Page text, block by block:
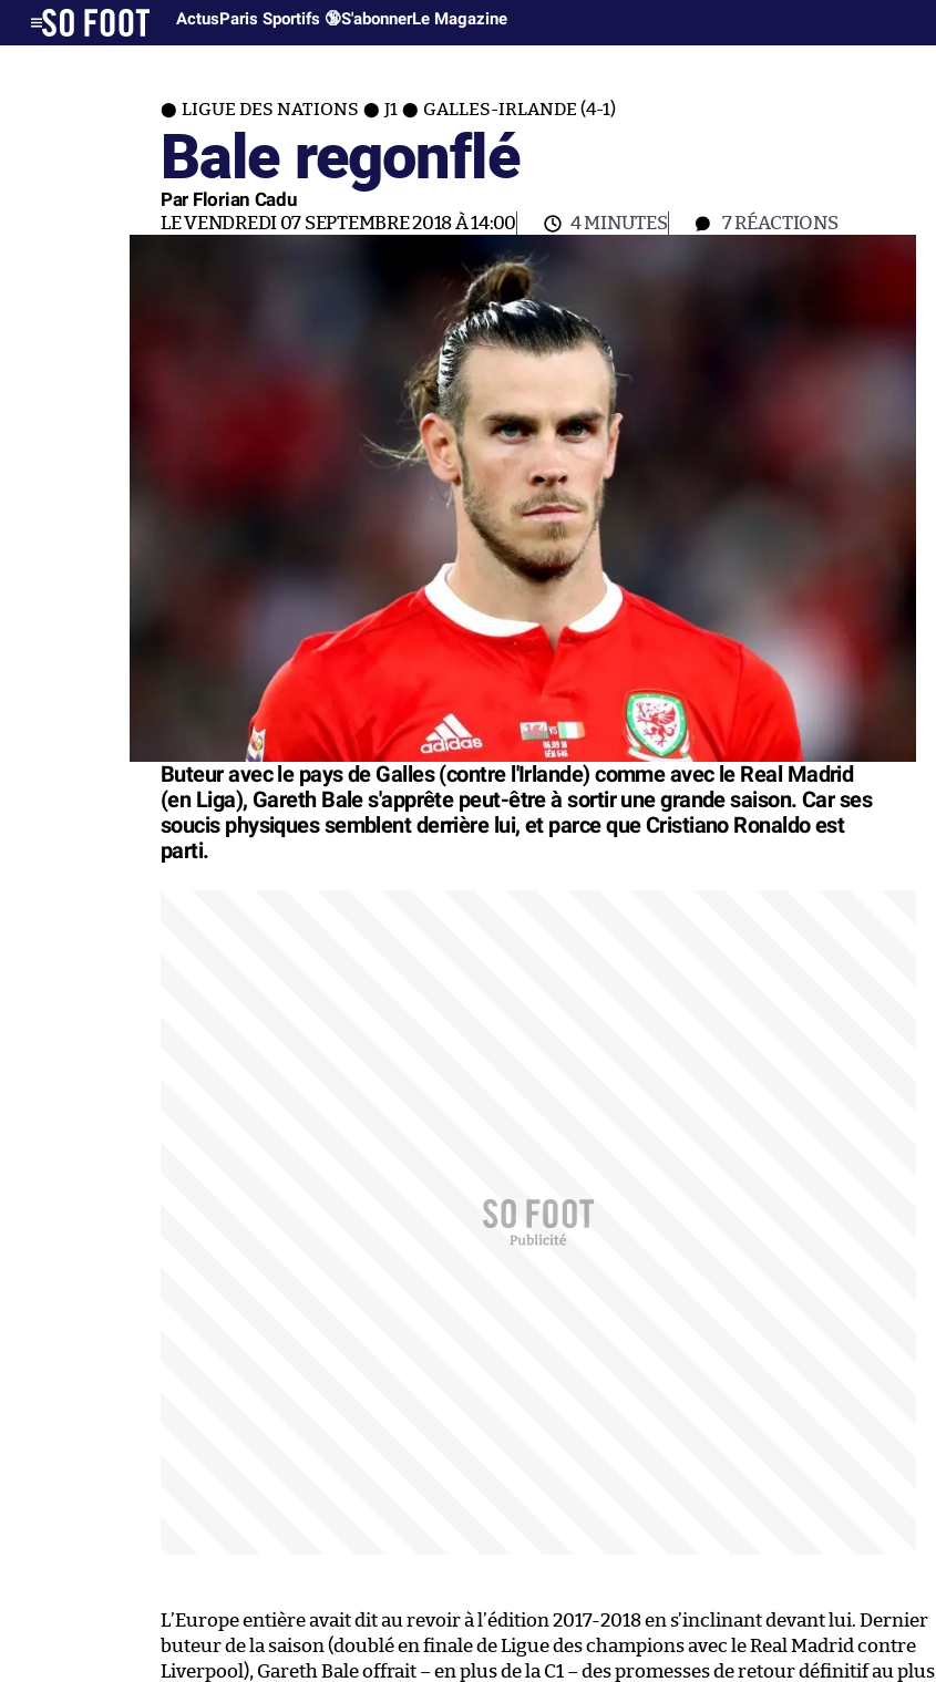
ActusParis Sportifs 🔞S'abonnerLe Magazine
LIGUE DES NATIONS J1 GALLES-IRLANDE (4-1)
Bale regonflé
Par Florian Cadu
LE VENDREDI 07 SEPTEMBRE 2018 À 14:00 4 MINUTES 7RÉACTIONS
Buteur avec le pays de Galles (contre l'Irlande) comme avec le Real Madrid
(en Liga), Gareth Bale s'apprête peut-être à sortir une grande saison. Car ses
soucis physiques semblent derrière lui, et parce que Cristiano Ronaldo est
parti.
L’Europe entière avait dit au revoir à l’édition 2017-2018 en s’inclinant devant lui. Dernier
buteur de la saison (doublé en finale de Ligue des champions avec le Real Madrid contre
Liverpool), Gareth Bale offrait – en plus de la C1 – des promesses de retour définitif au plus